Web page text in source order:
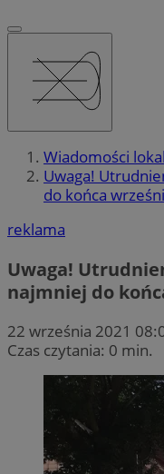
Wiadomości
Uwaga!
do końca
reklama
Uwaga!
najmniej do
22 września 2021
Czas czytania: 0 min.